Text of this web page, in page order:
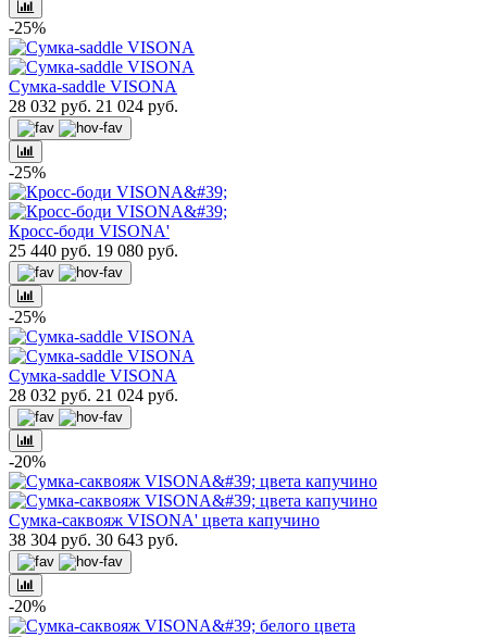
-25%
Сумка-saddle VISONA
28 032 руб. 21 024 руб.
-25%
Кросс-боди VISONA'
25 440 руб. 19 080 руб.
-25%
Сумка-saddle VISONA
28 032 руб. 21 024 руб.
-20%
Сумка-саквояж VISONA' цвета капучино
38 304 руб. 30 643 руб.
-20%